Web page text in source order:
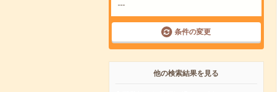
---
条件の変更
他の検索結果を見る